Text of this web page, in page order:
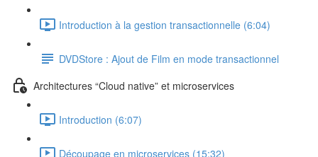
Introduction à la gestion transactionnelle (6:04)
DVDStore : Ajout de Film en mode transactionnel
Architectures “Cloud native” et microservices
Introduction (6:07)
Découpage en microservices (15:32)